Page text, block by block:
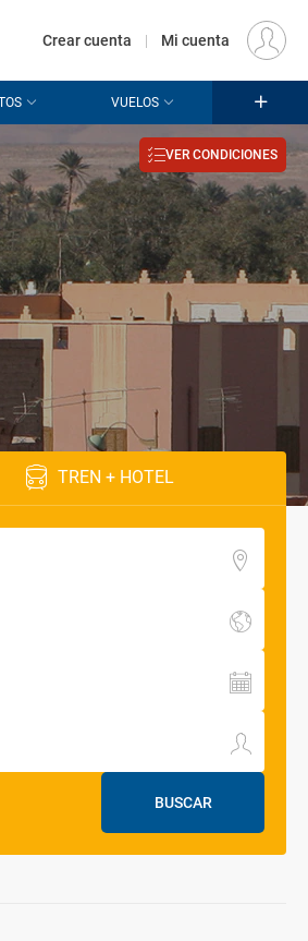
EUR
Crear cuenta | Mi cuenta
VUELOS
VER CONDICIONES
TREN + HOTEL
BUSCAR